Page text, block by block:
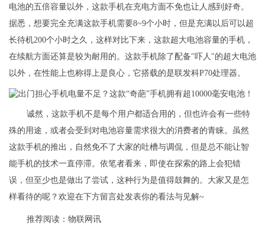
电池的五倍容量以外，这款手机在充电方面不免也让人感到好奇。
据悉，想要完全充满这款手机需要8~9个小时，但是充满以后可以超
长待机200个小时之久，这样对比下来，这款超大电池容量的手机，
在续航方面还算是较为耐用的。这款手机除了配备"吓人"的超大电池
以外，在性能上也称得上是良心，它搭载的是联发科P70处理器。
诚然，这款手机不是每个用户都适合用的，但也许会有一些特
殊的用途，或者会受到对电池容量需求很大的消费者的青睐。虽然
这款手机的推出，自然免不了大家的吐槽与调侃，但是总不能让智
能手机的技术一直停滞。依笔者看来，即使在探索的路上会犯错
误，但至少也是做出了尝试，这种行为是值得鼓舞的。大家又是怎
样看待的呢？欢迎在下方留言处发表你的看法与见解~
推荐阅读： 物联网讯